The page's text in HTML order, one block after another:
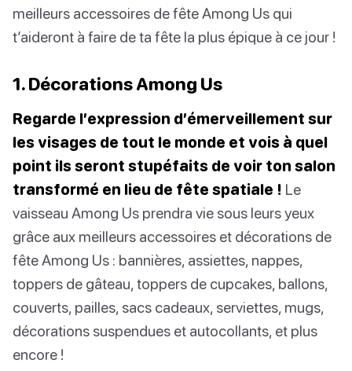
meilleurs accessoires de fête Among Us qui
t’aideront à faire de ta fête la plus épique à ce jour !
1. Décorations Among Us
Regarde l’expression d’émerveillement sur
les visages de tout le monde et vois à quel
point ils seront stupéfaits de voir ton salon
transformé en lieu de fête spatiale ! Le
vaisseau Among Us prendra vie sous leurs yeux
grâce aux meilleurs accessoires et décorations de
fête Among Us : bannières, assiettes, nappes,
toppers de gâteau, toppers de cupcakes, ballons,
couverts, pailles, sacs cadeaux, serviettes, mugs,
décorations suspendues et autocollants, et plus
encore !